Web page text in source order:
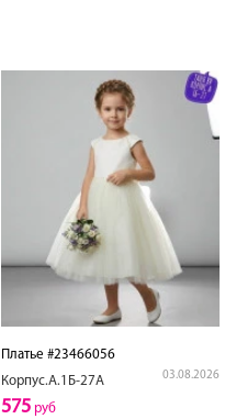
Платье #23466056
Корпус.А.1Б-27А
03.08.2026
575 руб